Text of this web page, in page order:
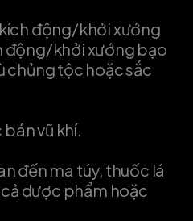
động/khởi xướng
động/khởi xướng bạo
chủng tộc hoặc sắc
vũ khí.
đến ma túy, thuốc lá
dược phẩm hoặc